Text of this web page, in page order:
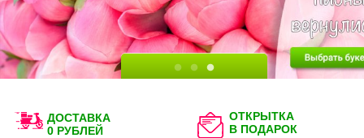
ДОСТАВКА
0 РУБЛЕЙ
ОТКРЫТКА
В ПОДАРОК